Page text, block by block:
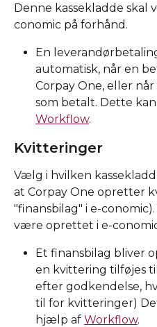
Denne kassekladde skal
conomic på forhånd.
En
automatisk, når en
Corpay One, eller
som betalt. Dette
Workflow.
Kvitteringer
Vælg i hvilken
at Corpay One opretter
"finansbilag" i e-
være oprettet i e-
Et finansbilag bliver
en kvittering tilføjes
efter godkendelse,
til for kvitteringer)
hjælp af Workflow.